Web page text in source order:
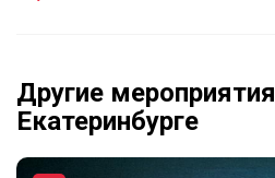
Другие
Екатеринбурге